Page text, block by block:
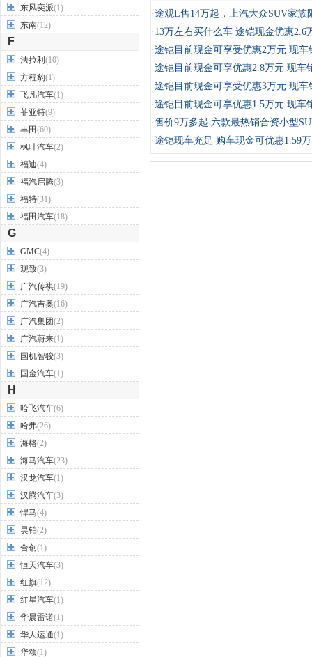
东风奕派(1)
东南(12)
F
法拉利 (10)
方程豹(1)
飞凡汽车(1)
菲亚特(9)
丰田(60)
枫叶汽车(2)
福迪(4)
福汽启腾(3)
福特(31)
福田汽车(18)
G
GMC(4)
观致(3)
广汽传祺(19)
广汽吉奥(16)
广汽集团(2)
广汽蔚来(1)
国机智骏(3)
国金汽车(1)
H
哈飞汽车(6)
哈弗(26)
海格(2)
海马汽车(23)
汉龙汽车(1)
汉腾汽车(3)
悍马(4)
昊铂(2)
合创 (1)
恒天汽车(3)
红旗(12)
红星汽车(1)
华晨雷诺(1)
华人运通(1)
华颂(1)
·途观L售14万起，上汽大众SUV家族
· 13万左右买什么车 途铠现金优惠2.6
·途铠目前现金可享受优惠2万元 现车
·途铠目前现金可享优惠2.8万元 现车
·途铠目前现金可享受优惠3万元 现车
·途铠目前现金可享优惠1.5万元 现车
·售价9万多起 六款最热销合资小型
·途铠现车充足 购车现金可优惠1.59